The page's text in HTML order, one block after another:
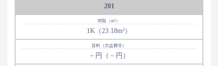
201
1K（23.18m²）
－円（－円）